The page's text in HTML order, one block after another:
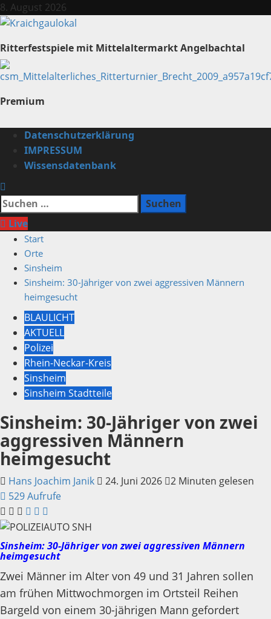
Zum
Inhalt
8. August 2026
Ritterfestspiele mit Mittelaltermarkt Angelbachtal
Premium
Primäres
Menü
Datenschutzerklärung
IMPRESSUM
Wissensdatenbank
Suchen
nach:
Live
Start
Orte
Sinsheim
Sinsheim: 30-Jähriger von zwei aggressiven Männern
heimgesucht
BLAULICHT
AKTUELL
Polizei
Rhein-Neckar-Kreis
Sinsheim
Sinsheim Stadtteile
Sinsheim: 30-Jähriger von zwei
aggressiven Männern
heimgesucht
Hans Joachim Janik 24. Juni 2026
2 Minuten gelesen
529 Aufrufe
Sinsheim: 30-Jähriger von zwei aggressiven Männern
heimgesucht
Zwei Männer im Alter von 49 und 31 Jahren sollen
am frühen Mittwochmorgen im Ortsteil Reihen
Bargeld von einem 30-jährigen Mann gefordert